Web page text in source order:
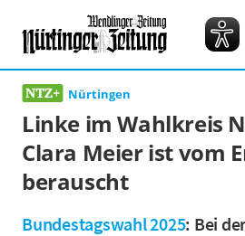
Nürtingen
Linke im Wahlkreis
Clara Meier ist vom
berauscht
Bundestagswahl 2025: Bei